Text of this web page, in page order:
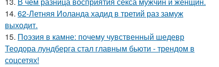
14. 62-Летняя Иоланда хадид в третий раз замуж
выходит.
15. Поэзия в камне: почему чувственный шедевр
Теодора лундберга стал главным бьюти - трендом в
соцсетях!